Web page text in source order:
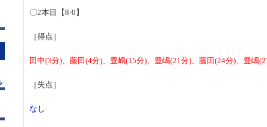
〇2本目【8-0】
［得点］
田中(3分)、藤田(4分)、豊嶋(15分)、豊嶋(21分)、藤田(24分)、豊嶋
［失点］
なし